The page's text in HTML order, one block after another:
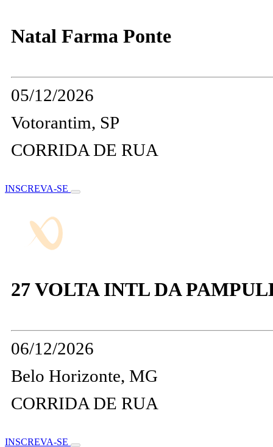
Natal Farma Ponte
05/12/2026
Votorantim, SP
CORRIDA DE RUA
INSCREVA-SE
27 VOLTA INTL DA
06/12/2026
Belo Horizonte, MG
CORRIDA DE RUA
INSCREVA-SE